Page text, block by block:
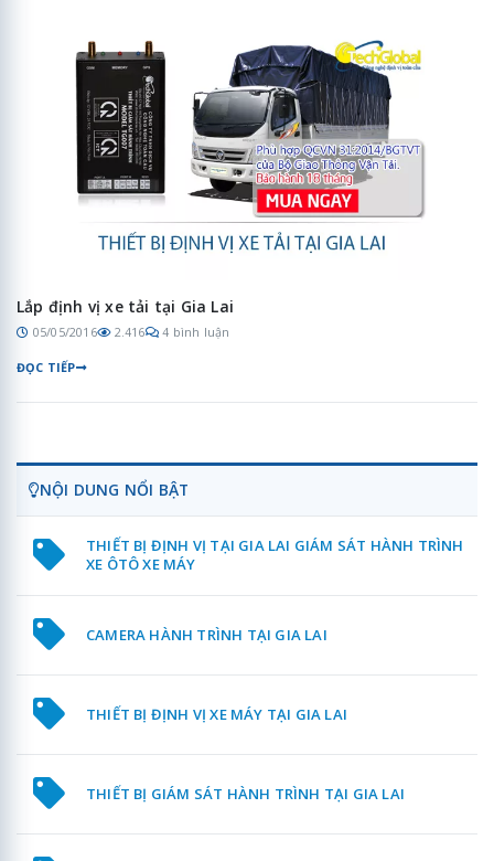
Lắp định vị xe tải tại Gia Lai
05/05/2016 2.416 4 bình luận
ĐỌC TIẾP
NỘI DUNG NỔI BẬT
THIẾT BỊ ĐỊNH VỊ TẠI GIA LAI GIÁM SÁT HÀNH TRÌNH
XE ÔTÔ XE MÁY
CAMERA HÀNH TRÌNH TẠI GIA LAI
THIẾT BỊ ĐỊNH VỊ XE MÁY TẠI GIA LAI
THIẾT BỊ GIÁM SÁT HÀNH TRÌNH TẠI GIA LAI